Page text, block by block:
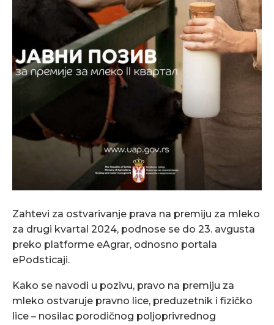
Zahtevi za ostvarivanje prava na premiju za mleko
za drugi kvartal 2024, podnose se do 23. avgusta
preko platforme eAgrar, odnosno portala
ePodsticaji.
Kako se navodi u pozivu, pravo na premiju za
mleko ostvaruje pravno lice, preduzetnik i fizičko
lice – nosilac porodičnog poljoprivrednog